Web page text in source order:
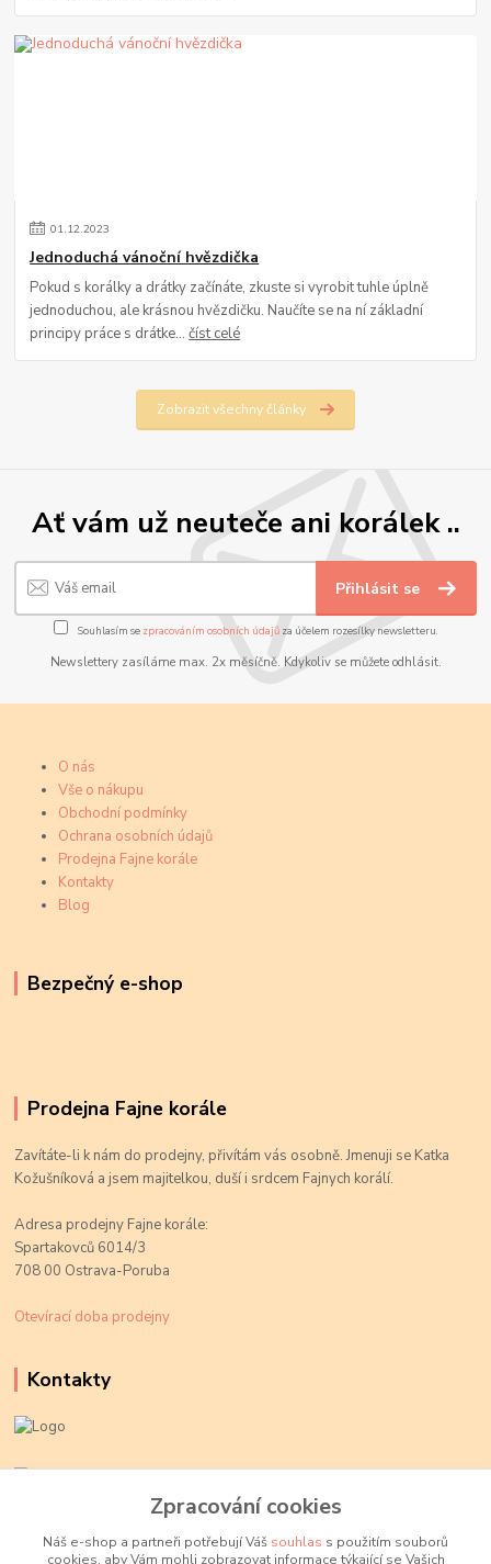
01.12.2023
Jednoduchá vánoční hvězdička
Pokud s korálky a drátky začínáte, zkuste si vyrobit tuhle úplně
jednoduchou, ale krásnou hvězdičku. Naučíte se na ní základní
principy práce s drátke...číst celé
Zobrazit všechny články
Ať vám už neuteče ani korálek ..
Přihlásit se
Souhlasím se zpracováním osobních údajůza účelem rozesílky newsletteru.
Newslettery zasíláme max. 2x měsíčně. Kdykoliv se můžete odhlásit.
O nás
Vše o nákupu
Obchodní podmínky
Ochrana osobních údajů
Prodejna Fajne korále
Kontakty
Blog
Bezpečný e-shop
Prodejna Fajne korále
Zavítáte-li k nám do prodejny, přivítám vás osobně. Jmenuji se Katka
Kožušníková a jsem majitelkou, duší i srdcem Fajnych korálí.
Adresa prodejny Fajne korále:
Spartakovců 6014/3
708 00 Ostrava-Poruba
Otevírací doba prodejny
Kontakty
+420 774 719 784
Zpracování cookies
Náš e-shop a partneři potřebují Váš souhlas s použitím souborů
cookies, aby Vám mohli zobrazovat informace týkající se Vašich